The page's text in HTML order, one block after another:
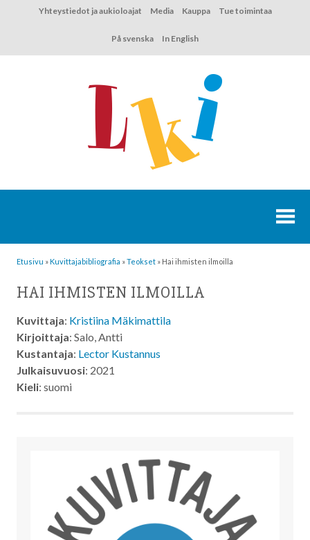
Yhteystiedot ja aukioloajat Media Kauppa Tue toimintaa
På svenska In English
Etusivu »Kuvittaja­bibliografia »Teokset » Hai ihmisten ilmoilla
HAI IHMISTEN ILMOILLA
Kuvittaja: Kristiina Mäkimattila
Kirjoittaja: Salo, Antti
Kustantaja: Lector Kustannus
Julkaisuvuosi: 2021
Kieli: suomi